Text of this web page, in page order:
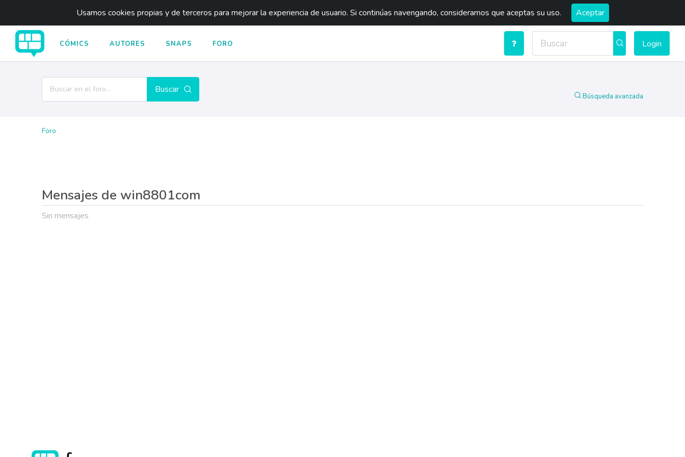
Usamos cookies propias y de terceros para mejorar la experiencia de usuario. Si continúas navengando, consideramos que aceptas su uso. Aceptar
CÓMICS AUTORES SNAPS FORO Login
Buscar
Búsqueda avanzada
Foro
Mensajes de win8801com
Sin mensajes